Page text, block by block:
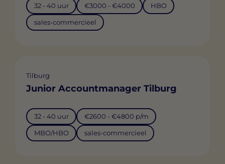
32 - 40 uur €3000 - €4000 HBO
sales-commercieel
Tilburg
Junior Accountmanager Tilburg
32 - 40 uur €2600 - €4800 p/m
MBO/HBO sales-commercieel